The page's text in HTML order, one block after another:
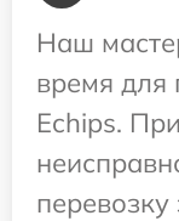
Наш
время для
Echips.